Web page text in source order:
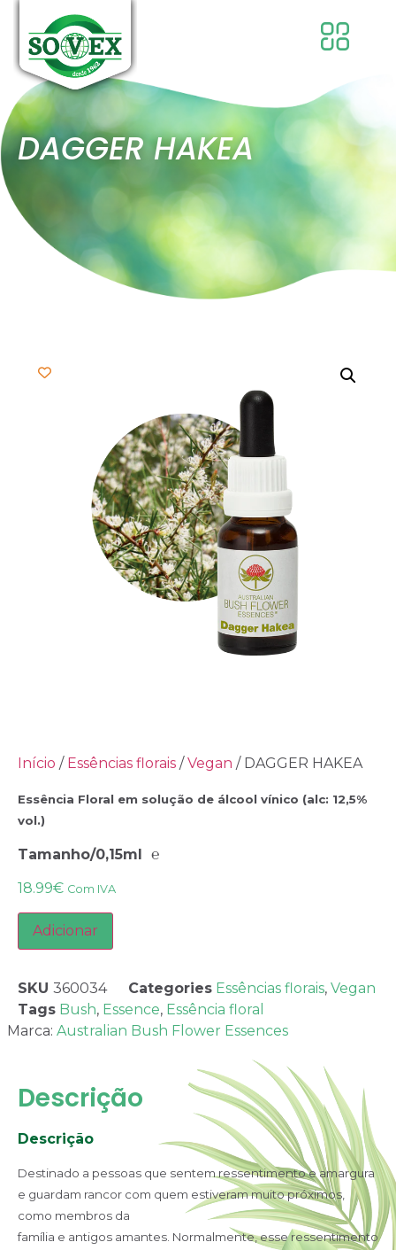
DAGGER HAKEA
Início / Essências florais / Vegan / DAGGER HAKEA
Essência Floral em solução de álcool vínico (alc: 12,5%
vol.)
Tamanho/0,15ml ℮
18.99€ Com IVA
Adicionar
SKU 360034 Categories Essências florais, Vegan
Tags Bush, Essence, Essência floral
Marca: Australian Bush Flower Essences
Descrição
Descrição
Destinado a pessoas que sentem ressentimento e amargura
e guardam rancor com quem estiveram muito próximos,
como membros da
família e antigos amantes. Normalmente, esse ressentimento